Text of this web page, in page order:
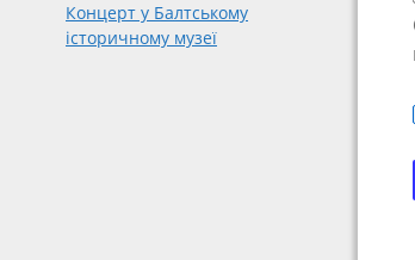
Концерт у Балтському
історичному музеї